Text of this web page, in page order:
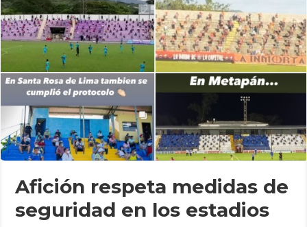
Afición respeta medidas de
seguridad en los estadios